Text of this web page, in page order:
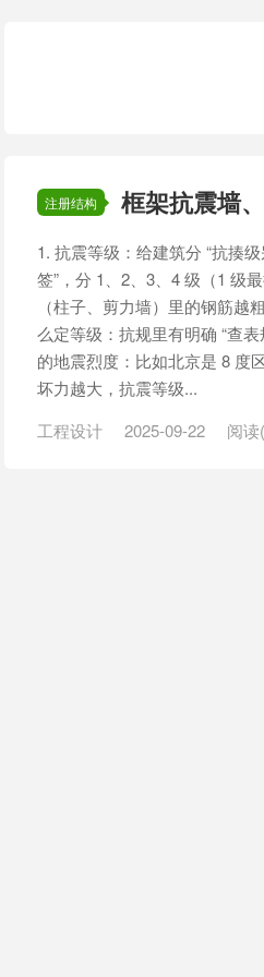
注册结构 框架抗震墙
1. 抗震等级：给建筑分 “抗揍
签”，分 1、2、3、4 级（1 级
（柱子、剪力墙）里的钢筋
么定等级：抗规里有明确 “查
的地震烈度：比如北京是 8 度
坏力越大，抗震等级...
工程设计
2025-09-22
阅读